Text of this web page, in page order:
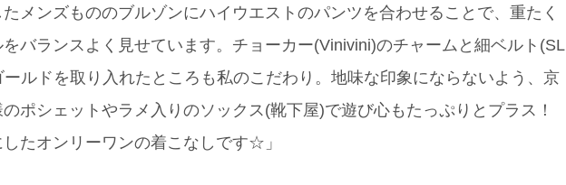
メンズもののブルゾンにハイウエストのパンツを合わせることで、重たく
バランスよく見せています。チョーカー(Vinivini)のチャームと細ベルト(SL
ルドを取り入れたところも私のこだわり。地味な印象にならないよう、京
ポシェットやラメ入りのソックス(靴下屋)で遊び心もたっぷりとプラス！
たオンリーワンの着こなしです☆」